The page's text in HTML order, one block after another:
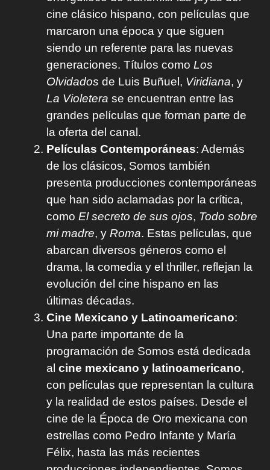
cine clásico hispano, con películas que
marcaron una época y que siguen
siendo un referente para las nuevas
generaciones. Títulos como Los
Olvidados de Luis Buñuel, Viridiana, y
La Violetera se encuentran entre las
grandes películas que forman parte de
la oferta del canal.
Películas Contemporáneas: Además
de los clásicos, Somos también
presenta producciones contemporáneas
que han sido aclamadas por la crítica,
como El secreto de sus ojos, Todo sobre
mi madre, y Roma. Estas películas, que
abarcan diversos géneros como el
drama, la comedia y el thriller, reflejan la
evolución del cine hispano en las
últimas décadas.
Cine Mexicano y Latinoamericano:
Una parte importante de la
programación de Somos está dedicada
al cine mexicano y latinoamericano,
con películas que representan la cultura
y la realidad de estos países. Desde el
cine de la Época de Oro mexicana con
estrellas como Pedro Infante y María
Félix, hasta las más recientes